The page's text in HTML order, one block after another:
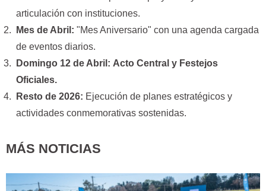
articulación con instituciones.
Mes de Abril: "Mes Aniversario" con una agenda cargada
de eventos diarios.
Domingo 12 de Abril: Acto Central y Festejos
Oficiales.
Resto de 2026: Ejecución de planes estratégicos y
actividades conmemorativas sostenidas.
MÁS NOTICIAS